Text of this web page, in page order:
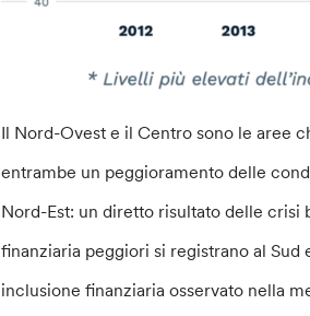
Il Nord-Ovest e il Centro sono le aree
entrambe un peggioramento delle
Nord-Est: un diretto risultato delle
finanziaria peggiori si registrano al
inclusione finanziaria osservato nella